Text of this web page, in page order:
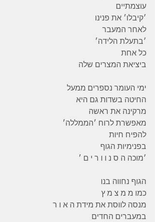
עוצמתיים
׳קיבלו׳ את פנינו
לאחר המעבר
׳בתעלת הלידה׳
כל אחת
ביציאת המצרים שלה
ימי העומר נספרים ממעל
החיטה בשדות גם היא
מרקינה את ראשה
מאפשרת לרוח ׳הממללה׳
להפיח חיות
בפנימיות הגוף
׳מוכה ה ס נ ו ו ר י ם ׳
הגוף נחווה בנו
כמו מ מ צ מ ץ
מנסה לווסת את מידת ה א ו ר
במעברים החדים